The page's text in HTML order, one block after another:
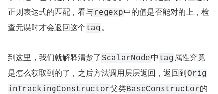
正则表达式的匹配，看与regexp中的值是否能对的上，检
查无误时才会返回这个tag。
到这里，我们就解释清楚了ScalarNode中 tag 属性究竟
是怎么获取到的了，之后方法调用层层返回，返回到Orig
inTrackingConstructor父类BaseConstructor的